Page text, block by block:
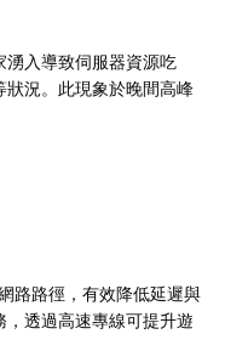
湧入導致伺服器資源吃
況。此現象於晚間高峰
路路徑，有效降低延遲與
透過高速專線可提升遊